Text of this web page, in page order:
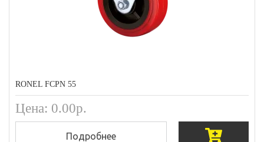
RONEL FCPN 55
Цена: 0.00р.
Подробнее